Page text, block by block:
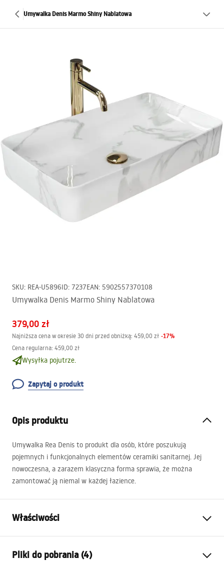
Umywalka Denis Marmo Shiny Nablatowa
SKU: REA-U5896ID: 7237EAN: 5902557370108
Umywalka Denis Marmo Shiny Nablatowa
379,00 zł
Najniższa cena w okresie 30 dni przed obniżką: 459,00 zł -17%
Cena regularna: 459,00 zł
Wysyłka pojutrze.
Zapytaj o produkt
Opis produktu
Umywalka Rea Denis to produkt dla osób, które poszukują
pojemnych i funkcjonalnych elementów ceramiki sanitarnej. Jej
nowoczesna, a zarazem klasyczna forma sprawia, że można
zamontować ją niemal w każdej łazience.
Właściwości
Materiał:
Pliki do pobrania (4)